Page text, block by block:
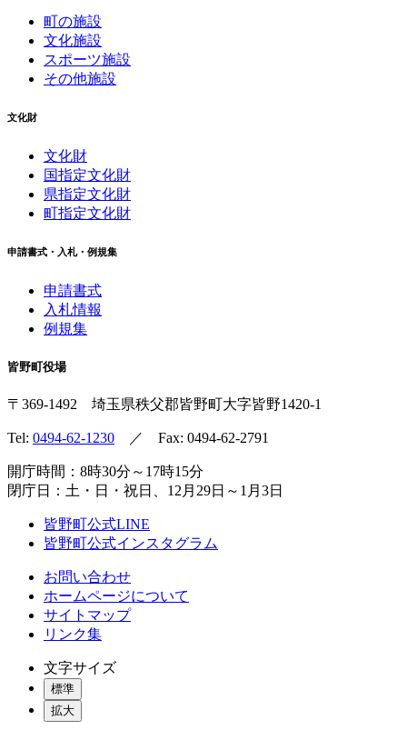
町の施設
文化施設
スポーツ施設
その他施設
文化財
文化財
国指定文化財
県指定文化財
町指定文化財
申請書式・入札・例規集
申請書式
入札情報
例規集
皆野町役場
〒369-1492 埼玉県秩父郡皆野町 大字皆野1420-1
Tel: 0494-62-1230 ／ Fax: 0494-62-2791
開庁時間：8時30分～17時15分
閉庁日：土・日・祝日、12月29日～1月3日
皆野町公式LINE
皆野町公式インスタグラム
お問い合わせ
ホームページについて
サイトマップ
リンク集
文字サイズ
標準
拡大